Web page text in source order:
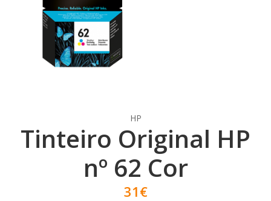
HP
Tinteiro Original HP
nº 62 Cor
31€